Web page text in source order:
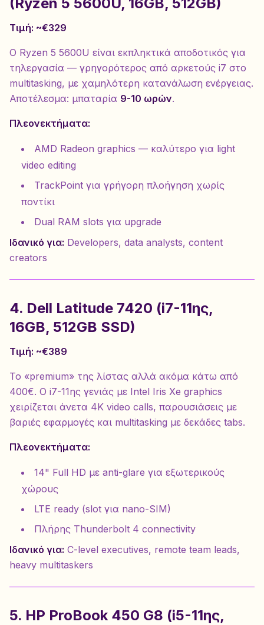
Τιμή: ~€329
Ο Ryzen 5 5600U είναι εκπληκτικά αποδοτικός για
τηλεργασία — γρηγορότερος από αρκετούς i7 στο
multitasking, με χαμηλότερη κατανάλωση ενέργειας.
Αποτέλεσμα: μπαταρία 9-10 ωρών.
Πλεονεκτήματα:
AMD Radeon graphics — καλύτερο για light
video editing
TrackPoint για γρήγορη πλοήγηση χωρίς
ποντίκι
Dual RAM slots για upgrade
Ιδανικό για: Developers, data analysts, content
creators
4. Dell Latitude 7420 (i7-11ης,
16GB, 512GB SSD)
Τιμή: ~€389
Το «premium» της λίστας αλλά ακόμα κάτω από
400€. Ο i7-11ης γενιάς με Intel Iris Xe graphics
χειρίζεται άνετα 4K video calls, παρουσιάσεις με
βαριές εφαρμογές και multitasking με δεκάδες tabs.
Πλεονεκτήματα:
14" Full HD με anti-glare για εξωτερικούς
χώρους
LTE ready (slot για nano-SIM)
Πλήρης Thunderbolt 4 connectivity
Ιδανικό για: C-level executives, remote team leads,
heavy multitaskers
5. HP ProBook 450 G8 (i5-11ης,